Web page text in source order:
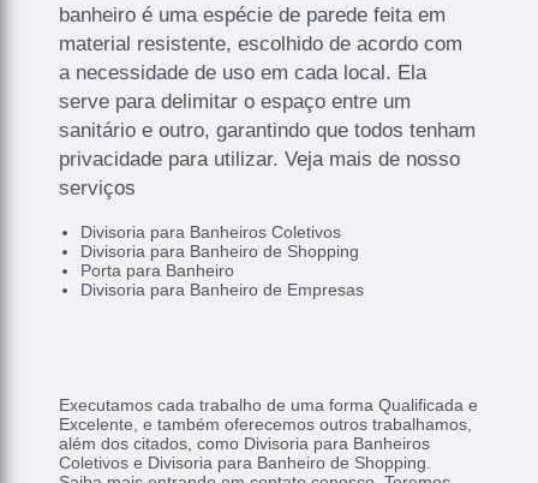
banheiro é uma espécie de parede feita em
material resistente, escolhido de acordo com
a necessidade de uso em cada local. Ela
serve para delimitar o espaço entre um
sanitário e outro, garantindo que todos tenham
privacidade para utilizar. Veja mais de nosso
serviços
Divisoria para Banheiros Coletivos
Divisoria para Banheiro de Shopping
Porta para Banheiro
Divisoria para Banheiro de Empresas
Executamos cada trabalho de uma forma Qualificada e
Excelente, e também oferecemos outros trabalhamos,
além dos citados, como Divisoria para Banheiros
Coletivos e Divisoria para Banheiro de Shopping.